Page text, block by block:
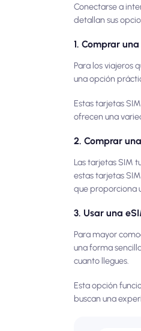
Conectarse a
detallan sus
1. Comprar
Para los viajeros
una opción
Estas tarjetas
ofrecen una
2. Comprar
Las tarjetas SIM
estas tarjetas
que proporciona
3. Usar una
Para mayor
una forma
cuanto llegues.
Esta opción
buscan una